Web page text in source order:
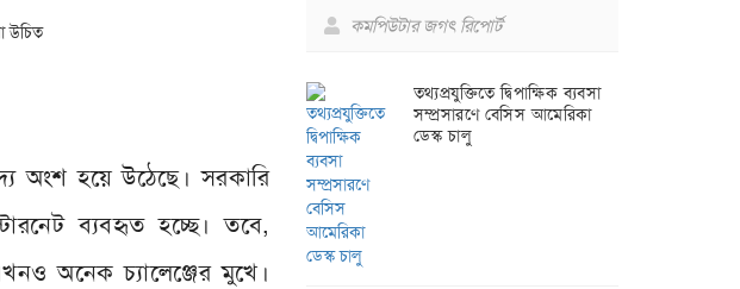
অংশ হয়ে উঠেছে। সরকারি
ব্যবহৃত হচ্ছে। তবে,
অনেক চ্যালেঞ্জের মুখে।
কমপিউটার জগৎ রিপোর্ট
তথ্যপ্রযুক্তিতে দ্বিপাক্ষিক ব্যবসা
সম্প্রসারণে বেসিস আমেরিকা
ডেস্ক চালু